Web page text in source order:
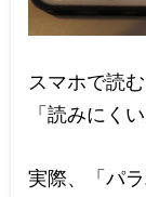
スマホで読
「読みにく
実際、「パ